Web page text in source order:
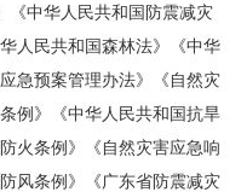
中华人民共和国防震减灾
人民共和国森林法》《中华
急预案管理办法》《自然灾
例》《中华人民共和国抗旱
火条例》《自然灾害应急响
风条例》《广东省防震减灾